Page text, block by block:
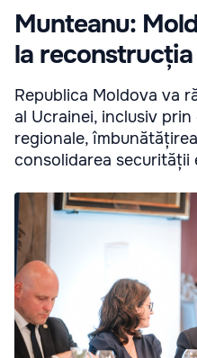
Munteanu:
la
Republica Moldova va
al Ucrainei, inclusiv
regionale,
consolidarea securității